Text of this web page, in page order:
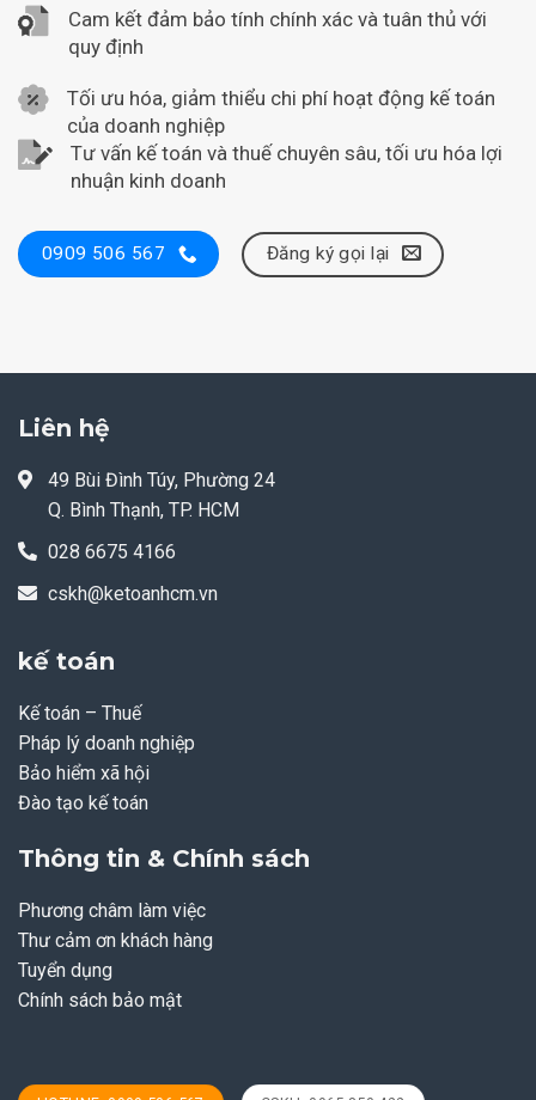
Cam kết đảm bảo tính chính xác và tuân thủ với
quy định
Tối ưu hóa, giảm thiểu chi phí hoạt động kế toán
của doanh nghiệp
Tư vấn kế toán và thuế chuyên sâu, tối ưu hóa lợi
nhuận kinh doanh
0909 506 567 Đăng ký gọi lại
Liên hệ
49 Bùi Đình Túy, Phường 24
Q. Bình Thạnh, TP. HCM
028 6675 4166
cskh@ketoanhcm.vn
kế toán
Kế toán – Thuế
Pháp lý doanh nghiệp
Bảo hiểm xã hội
Đào tạo kế toán
Thông tin & Chính sách
Phương châm làm việc
Thư cảm ơn khách hàng
Tuyển dụng
Chính sách bảo mật